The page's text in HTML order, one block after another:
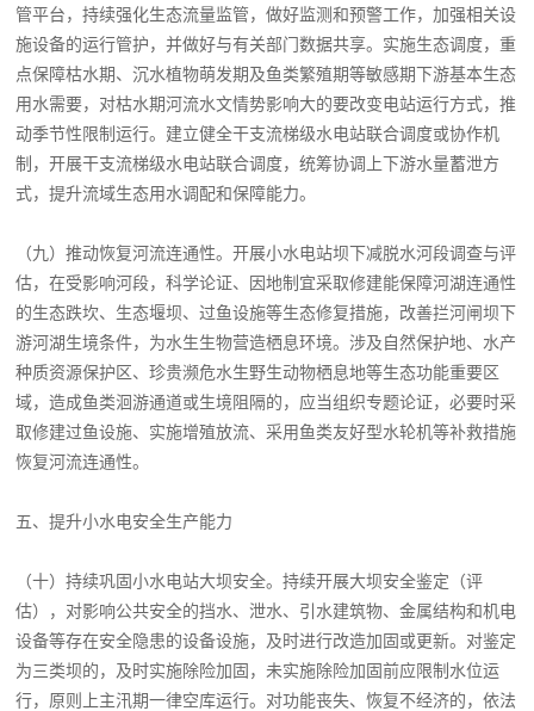
管平台，持续强化生态流量监管，做好监测和预警工作，加强相关设
施设备的运行管护，并做好与有关部门数据共享。实施生态调度，重
点保障枯水期、沉水植物萌发期及鱼类繁殖期等敏感期下游基本生态
用水需要，对枯水期河流水文情势影响大的要改变电站运行方式，推
动季节性限制运行。建立健全干支流梯级水电站联合调度或协作机
制，开展干支流梯级水电站联合调度，统筹协调上下游水量蓄泄方
式，提升流域生态用水调配和保障能力。
（九）推动恢复河流连通性。开展小水电站坝下减脱水河段调查与评
估，在受影响河段，科学论证、因地制宜采取修建能保障河湖连通性
的生态跌坎、生态堰坝、过鱼设施等生态修复措施，改善拦河闸坝下
游河湖生境条件，为水生生物营造栖息环境。涉及自然保护地、水产
种质资源保护区、珍贵濒危水生野生动物栖息地等生态功能重要区
域，造成鱼类洄游通道或生境阻隔的，应当组织专题论证，必要时采
取修建过鱼设施、实施增殖放流、采用鱼类友好型水轮机等补救措施
恢复河流连通性。
五、提升小水电安全生产能力
（十）持续巩固小水电站大坝安全。持续开展大坝安全鉴定（评
估），对影响公共安全的挡水、泄水、引水建筑物、金属结构和机电
设备等存在安全隐患的设备设施，及时进行改造加固或更新。对鉴定
为三类坝的，及时实施除险加固，未实施除险加固前应限制水位运
行，原则上主汛期一律空库运行。对功能丧失、恢复不经济的，依法